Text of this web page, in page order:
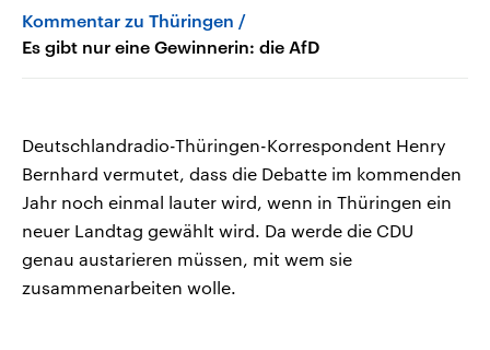
Kommentar zu Thüringen
Es gibt nur eine Gewinnerin: die AfD
Deutschlandradio-Thüringen-Korrespondent Henry
Bernhard vermutet, dass die Debatte im kommenden
Jahr noch einmal lauter wird, wenn in Thüringen ein
neuer Landtag gewählt wird. Da werde die CDU
genau austarieren müssen, mit wem sie
zusammenarbeiten wolle.